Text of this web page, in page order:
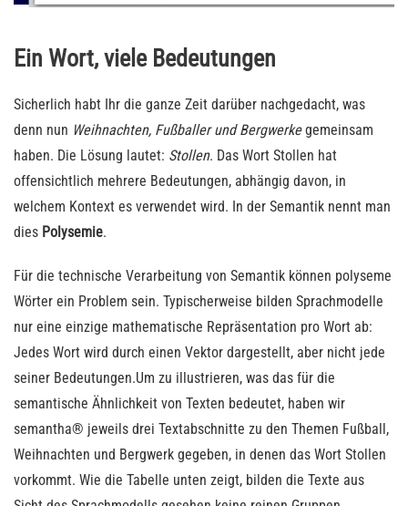
Ein Wort, viele Bedeutungen
Sicherlich habt Ihr die ganze Zeit darüber nachgedacht, was
denn nun Weihnachten, Fußballer und Bergwerkegemeinsam
haben. Die Lösung lautet: Stollen. Das Wort Stollen hat
offensichtlich mehrere Bedeutungen, abhängig davon, in
welchem Kontext es verwendet wird. In der Semantik nennt man
dies Polysemie.
Für die technische Verarbeitung von Semantik können polyseme
Wörter ein Problem sein. Typischerweise bilden Sprachmodelle
nur eine einzige mathematische Repräsentation pro Wort ab:
Jedes Wort wird durch einen Vektor dargestellt, aber nicht jede
seiner Bedeutungen.Um zu illustrieren, was das für die
semantische Ähnlichkeit von Texten bedeutet, haben wir
semantha® jeweils drei Textabschnitte zu den Themen Fußball,
Weihnachten und Bergwerk gegeben, in denen das Wort Stollen
vorkommt. Wie die Tabelle unten zeigt, bilden die Texte aus